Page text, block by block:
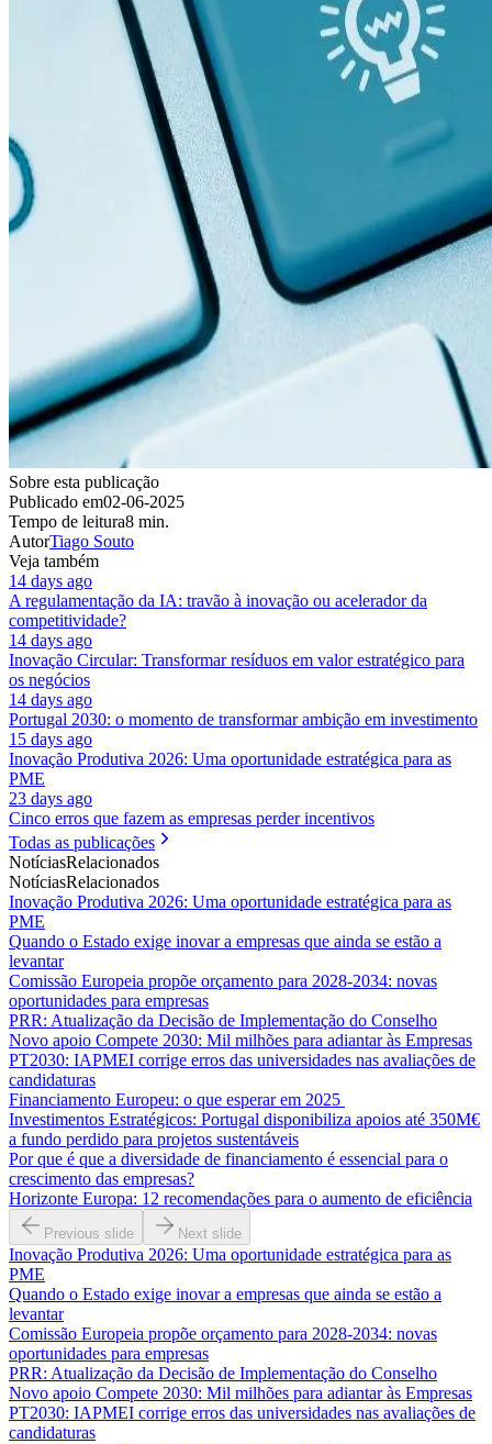
Sobre esta publicação
Publicado em02-06-2025
Tempo de leitura8 min.
AutorTiago Souto
Veja também
14 days ago
A regulamentação da IA: travão à inovação ou acelerador da
competitividade?
14 days ago
Inovação Circular: Transformar resíduos em valor estratégico para
os negócios
14 days ago
Portugal 2030: o momento de transformar ambição em investimento
15 days ago
Inovação Produtiva 2026: Uma oportunidade estratégica para as
PME
23 days ago
Cinco erros que fazem as empresas perder incentivos
Todas as publicações
NotíciasRelacionados
NotíciasRelacionados
Inovação Produtiva 2026: Uma oportunidade estratégica para as
PME
Quando o Estado exige inovar a empresas que ainda se estão a
levantar
Comissão Europeia propõe orçamento para 2028-2034: novas
oportunidades para empresas
PRR: Atualização da Decisão de Implementação do Conselho
Novo apoio Compete 2030: Mil milhões para adiantar às Empresas
PT2030: IAPMEI corrige erros das universidades nas avaliações de
candidaturas
Financiamento Europeu: o que esperar em 2025
Investimentos Estratégicos: Portugal disponibiliza apoios até 350M€
a fundo perdido para projetos sustentáveis
Por que é que a diversidade de financiamento é essencial para o
crescimento das empresas?
Horizonte Europa: 12 recomendações para o aumento de eficiência
Previous slide Next slide
Inovação Produtiva 2026: Uma oportunidade estratégica para as
PME
Quando o Estado exige inovar a empresas que ainda se estão a
levantar
Comissão Europeia propõe orçamento para 2028-2034: novas
oportunidades para empresas
PRR: Atualização da Decisão de Implementação do Conselho
Novo apoio Compete 2030: Mil milhões para adiantar às Empresas
PT2030: IAPMEI corrige erros das universidades nas avaliações de
candidaturas